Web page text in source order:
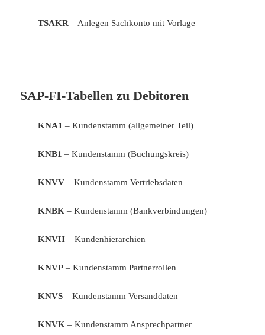
TSAKR – Anlegen Sachkonto mit Vorlage
SAP-FI-Tabellen zu Debitoren
KNA1 – Kundenstamm (allgemeiner Teil)
KNB1 – Kundenstamm (Buchungskreis)
KNVV – Kundenstamm Vertriebsdaten
KNBK – Kundenstamm (Bankverbindungen)
KNVH – Kundenhierarchien
KNVP – Kundenstamm Partnerrollen
KNVS – Kundenstamm Versanddaten
KNVK – Kundenstamm Ansprechpartner